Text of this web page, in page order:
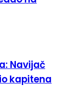
Navijač
kapitena